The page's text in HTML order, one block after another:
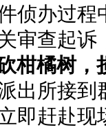
侦办过
审查起
柑橘树，
出所接
即赶赴